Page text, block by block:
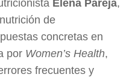
Elena Pareja,
de
concretas en
por Women’s Health,
frecuentes y